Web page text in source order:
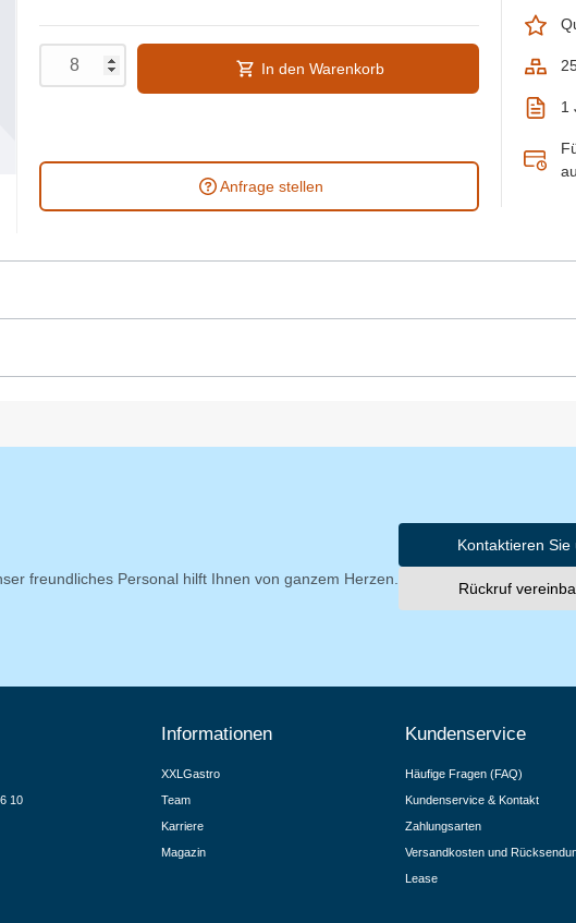
In den Warenkorb
Anfrage stellen
1
freundliches Personal hilft Ihnen von ganzem Herzen.
Kontaktieren Sie
Rückruf
10
Informationen
XXLGastro
Team
Karriere
Magazin
Kundenservice
Häufige Fragen (FAQ)
Kundenservice & Kontakt
Zahlungsarten
Versandkosten und
Lease